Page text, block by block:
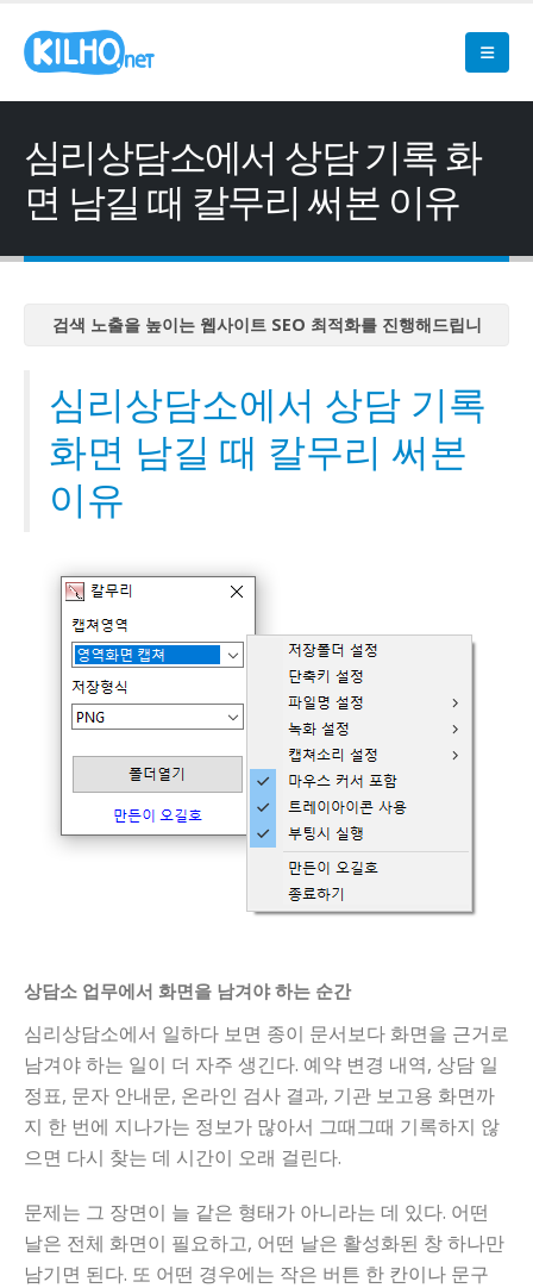
심리상담소에서 상담 기록 화
면 남길 때 칼무리 써본 이유
검색 노출을 높이는 웹사이트 SEO 최적화를 진행해드립니
검색 노출을 높이는 웹사이트 SEO 최적화를 진행해드립니
다
검색 노출을 높이는 웹사이트 SEO 최적화를 진행해드립니
검색 노출을 높이는 웹사이트 SEO 최적화를 진행해드립니
검색 노출을 높이는 웹사이트 SEO 최적화를 진행해드립니
심리상담소에서 상담 기록
화면 남길 때 칼무리 써본
이유
상담소 업무에서 화면을 남겨야 하는 순간
심리상담소에서 일하다 보면 종이 문서보다 화면을 근거로
남겨야 하는 일이 더 자주 생긴다. 예약 변경 내역, 상담 일
정표, 문자 안내문, 온라인 검사 결과, 기관 보고용 화면까
지 한 번에 지나가는 정보가 많아서 그때그때 기록하지 않
으면 다시 찾는 데 시간이 오래 걸린다.
문제는 그 장면이 늘 같은 형태가 아니라는 데 있다. 어떤
날은 전체 화면이 필요하고, 어떤 날은 활성화된 창 하나만
남기면 된다. 또 어떤 경우에는 작은 버튼 한 칸이나 문구